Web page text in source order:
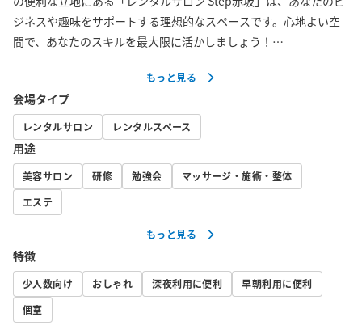
ジネスや趣味をサポートする理想的なスペースです。心地よい空
間で、あなたのスキルを最大限に活かしましょう！
【💡オープン記念特別価格】
ただいま、オープンを記念した特別価格でご案内しております。
ご利用時間が長くなるほど、さらにお得にご利用いただけます。
1時間ご利用　1155円
平日はさらに時間あたり50円引きにさせていただいております
- 整体
- ヨガ
- エステ
- 美容レッスン
もっと見る
会場タイプ
レンタルサロン レンタルスペース
用途
美容サロン 研修 勉強会
マッサージ・施術・整体
エステ
もっと見る
特徴
少人数向け おしゃれ 深夜利用に便利
早朝利用に便利
個室